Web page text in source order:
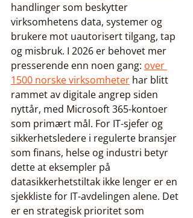
handlinger som beskytter
virksomhetens data, systemer og
brukere mot uautorisert tilgang, tap
og misbruk. I 2026 er behovet mer
presserende enn noen gang: over
1500 norske virksomheter har blitt
rammet av digitale angrep siden
nyttår, med Microsoft 365-kontoer
som primært mål. For IT-sjefer og
sikkerhetsledere i regulerte bransjer
som finans, helse og industri betyr
dette at eksempler på
datasikkerhetstiltak ikke lenger er en
sjekkliste for IT-avdelingen alene. Det
er en strategisk prioritet som